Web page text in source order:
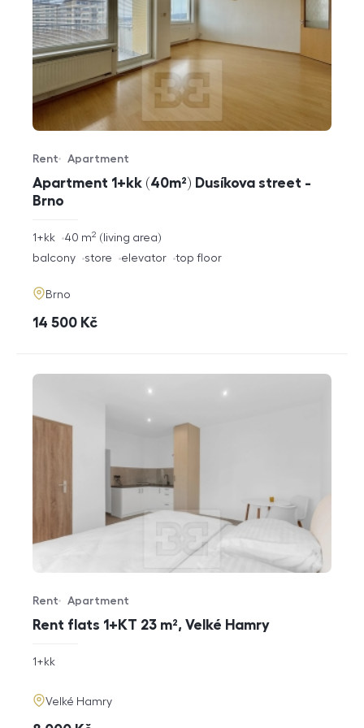
Apartment 1+kk (40m²) Dusíkova street -
Brno
Offer type
Rent
Property type
Apartment
rozměry
1+kk living area
40 m2
funkce
balcony store elevator top floor
adresa
Brno
cena
14 500 Kč
Rent flats 1+KT 23 m², Velké Hamry
Offer type
Rent
Property type
Apartment
rozměry
1+kk
adresa
Velké Hamry